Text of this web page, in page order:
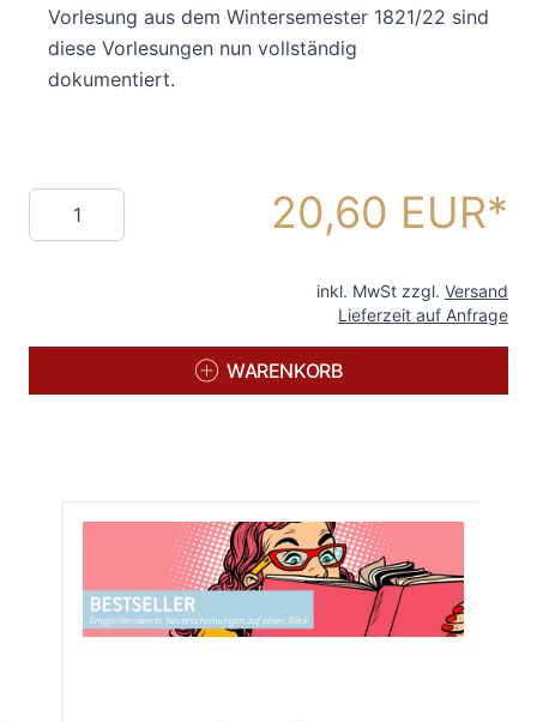
Vorlesung aus dem Wintersemester 1821/22 sind
diese Vorlesungen nun vollständig
dokumentiert.
Menge 20,60 EUR
inkl. MwSt zzgl. Versand
Lieferzeit auf Anfrage
WARENKORB